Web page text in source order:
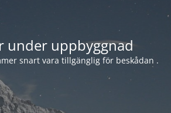
under uppbyggnad
snart vara tillgänglig för beskådan .